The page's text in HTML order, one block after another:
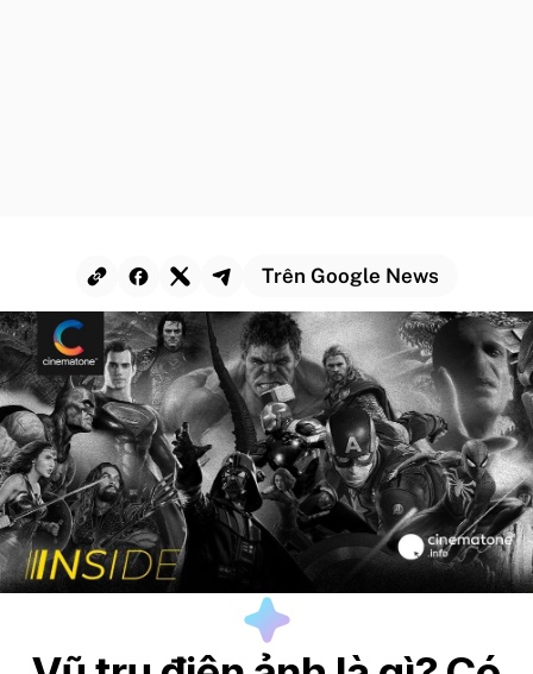
Trên Google News